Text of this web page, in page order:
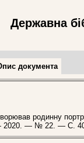
Державна
документа
родинну
— 2020. — № 22. — С.